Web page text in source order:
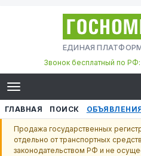
ЕДИНАЯ
Звонок бесплатный по РФ:
ГЛАВНАЯ ПОИСК
Продажа государственных
отдельно от транспортных
законодательством РФ и не